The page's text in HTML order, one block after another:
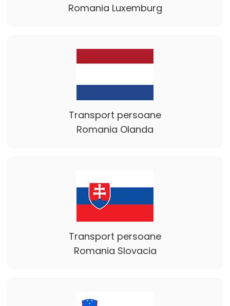
Romania Luxemburg
Transport persoane
Romania Olanda
Transport persoane
Romania Slovacia